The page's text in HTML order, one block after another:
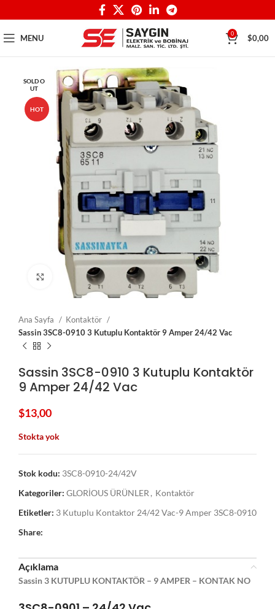
MENU 0 $0,00
SOLD O
UT
HOT
Click to enlarge
Ana Sayfa
Kontaktör
Sassin 3SC8-0910 3 Kutuplu Kontaktör 9 Amper 24/42 Vac
Sassin 3SC8-0910 3 Kutuplu Kontaktör
9 Amper 24/42 Vac
$13,00
Stokta yok
Stok kodu: 3SC8-0910-24/42V
Kategoriler: GLORİOUS ÜRÜNLER , Kontaktör
Etiketler: 3 Kutuplu Kontaktor 24/42 Vac-9 Amper 3SC8-0910
Share:
Açıklama
Sassin3 KUTUPLU KONTAKTÖR – 9 AMPER – KONTAK NO